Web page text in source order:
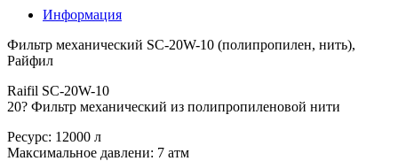
Информация
Фильтр механический SC-20W-10 (полипропилен, нить),
Райфил
Raifil SC-20W-10
20? Фильтр механический из полипропиленовой нити
Ресурс: 12000 л
Максимальное давлени: 7 атм